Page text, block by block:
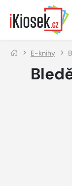
Přejít na hlavní obsah
E-knihy